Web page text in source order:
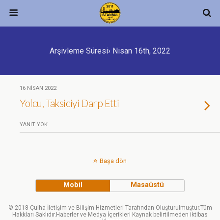
Arşivleme Süresi› Nisan 16th, 2022
16 NISAN 2022
Yolcu, Taksiciyi Darp Etti
YANIT YOK
Başa dön
Mobil Masaüstü
© 2018 Çulha İletişim ve Bilişim Hizmetleri Tarafından Oluşturulmuştur.Tüm
Hakkları Saklıdır.Haberler ve Medya İçerikleri Kaynak belirtilmeden iktibas